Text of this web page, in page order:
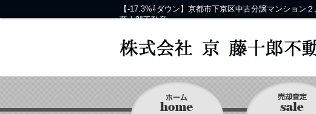
【-17.3%⇩ダウン】京都市下京区中古分譲マンション
藤十郎不動産